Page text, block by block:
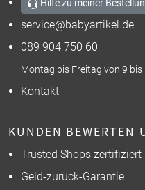
Hilfe zu meiner
service@babyartikel.de
089 904 750 60
Montag bis Freitag von 9 bis
Kontakt
KUNDEN
Trusted Shops zertifiziert
Geld-zurück-Garantie